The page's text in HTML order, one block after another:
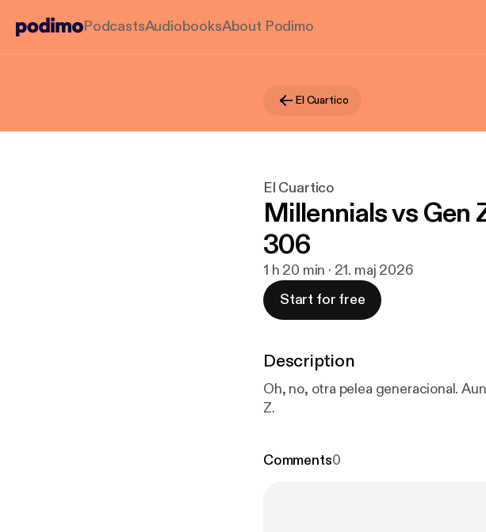
PodcastsAudiobooksAbout Podimo
El Cuartico
El Cuartico
Millennials vs Gen
306
1 h 20 min · 21. maj 2026
Start for free
Description
Oh, no, otra pelea generacional.
Z.
Comments0